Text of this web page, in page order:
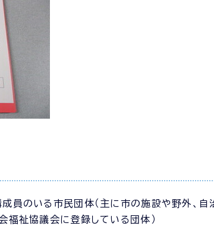
員のいる市民団体（主に市の施設や野外、
福祉協議会に登録している団体）